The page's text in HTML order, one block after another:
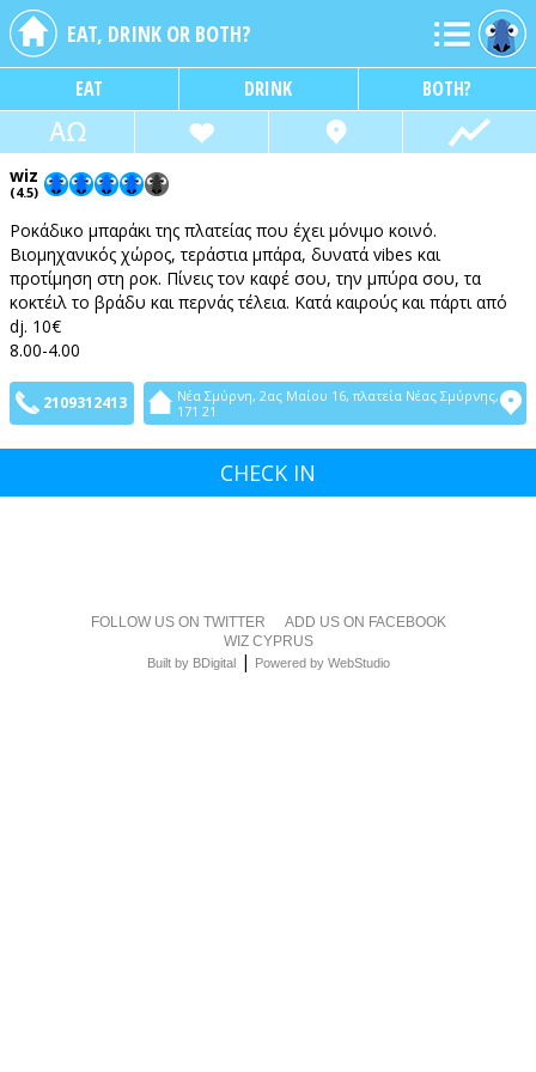
EAT, DRINK OR BOTH?
EAT DRINK BOTH?
wiz
(4.5)
Ροκάδικο μπαράκι της πλατείας που έχει μόνιμο κοινό.
Βιομηχανικός χώρος, τεράστια μπάρα, δυνατά vibes και
προτίμηση στη ροκ. Πίνεις τον καφέ σου, την μπύρα σου, τα
κοκτέιλ το βράδυ και περνάς τέλεια. Κατά καιρούς και πάρτι από
dj. 10€
8.00-4.00
2109312413
Νέα Σμύρνη, 2ας Μαίου 16, πλατεία Νέας Σμύρνης,
171 21
CHECK IN
FOLLOW US ON TWITTER
ADD US ON FACEBOOK
WIZ CYPRUS
Built by BDigital| Powered by WebStudio